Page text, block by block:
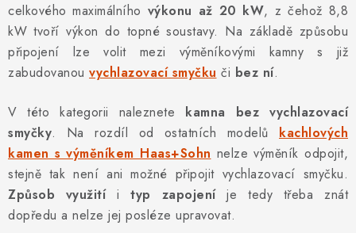
celkového maximálního výkonu až 20 kW, z čehož 8,8
kW tvoří výkon do topné soustavy. Na základě způsobu
připojení lze volit mezi výměníkovými kamny s již
zabudovanou vychlazovací smyčku či bez ní.
V této kategorii naleznete kamna bez vychlazovací
smyčky. Na rozdíl od ostatních modelů kachlových
kamen s výměníkem Haas+Sohn nelze výměník odpojit,
stejně tak není ani možné připojit vychlazovací smyčku.
Způsob využitíityp zapojeníje tedy třeba znát
dopředu a nelze jej posléze upravovat.